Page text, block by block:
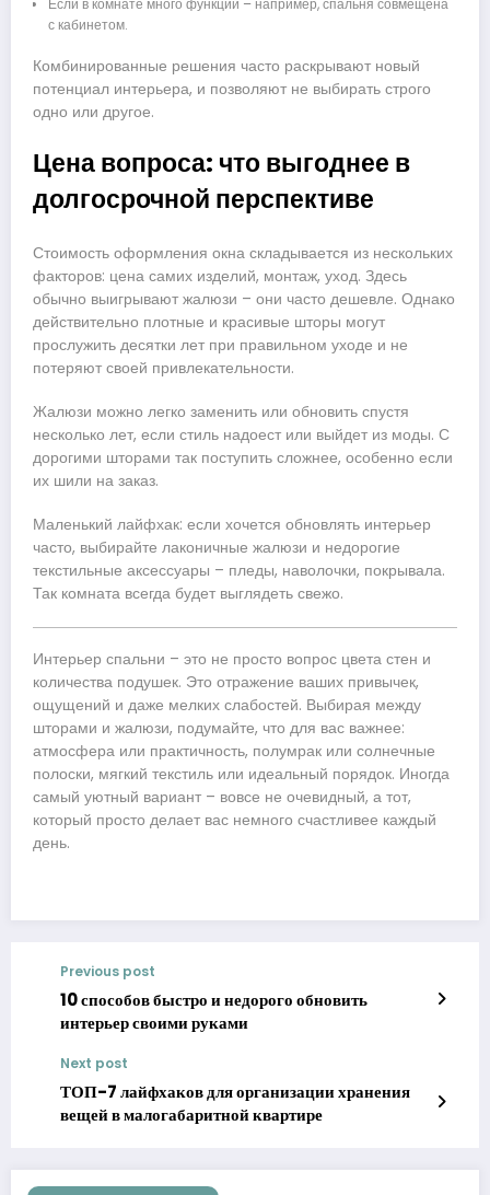
Если в комнате много функций – например, спальня совмещена
с кабинетом.
Комбинированные решения часто раскрывают новый
потенциал интерьера, и позволяют не выбирать строго
одно или другое.
Цена вопроса: что выгоднее в
долгосрочной перспективе
Стоимость оформления окна складывается из нескольких
факторов: цена самих изделий, монтаж, уход. Здесь
обычно выигрывают жалюзи – они часто дешевле. Однако
действительно плотные и красивые шторы могут
прослужить десятки лет при правильном уходе и не
потеряют своей привлекательности.
Жалюзи можно легко заменить или обновить спустя
несколько лет, если стиль надоест или выйдет из моды. С
дорогими шторами так поступить сложнее, особенно если
их шили на заказ.
Маленький лайфхак: если хочется обновлять интерьер
часто, выбирайте лаконичные жалюзи и недорогие
текстильные аксессуары – пледы, наволочки, покрывала.
Так комната всегда будет выглядеть свежо.
Интерьер спальни – это не просто вопрос цвета стен и
количества подушек. Это отражение ваших привычек,
ощущений и даже мелких слабостей. Выбирая между
шторами и жалюзи, подумайте, что для вас важнее:
атмосфера или практичность, полумрак или солнечные
полоски, мягкий текстиль или идеальный порядок. Иногда
самый уютный вариант – вовсе не очевидный, а тот,
который просто делает вас немного счастливее каждый
день.
Previous post
10 способов быстро и недорого обновить
интерьер своими руками
Next post
ТОП-7 лайфхаков для организации хранения
вещей в малогабаритной квартире